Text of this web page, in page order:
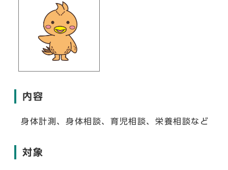
内容
身体計測、身体相談、育児相談、栄養相談など
対象